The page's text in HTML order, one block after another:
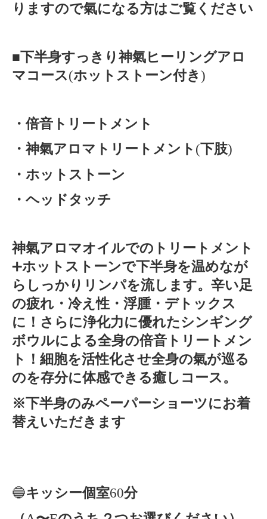
りますので氣になる方はご覧ください
■下半身すっきり神氣ヒーリングアロ
マコース(ホットストーン付き )
・倍音トリートメント
・神氣アロマトリートメント (下肢)
・ホットストーン
・ヘッドタッチ
神氣アロマオイルでのトリートメント
➕ホットストーンで下半身を温めなが
らしっかりリンパを流します。辛い足
の疲れ・冷え性・浮腫・デトックス
に！さらに浄化力に優れたシンギング
ボウルによる全身の倍音トリートメン
ト！細胞を活性化させ全身の氣が巡る
のを存分に体感できる癒しコース。
※下半身のみペーパーショーツにお着
替えいただきます
🔵キッシー個室60分